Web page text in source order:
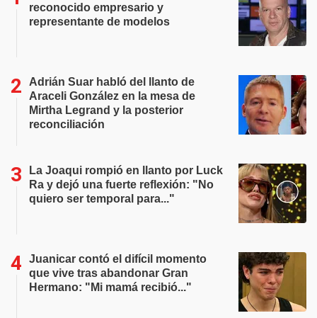
reconocido empresario y
representante de modelos
Adrián Suar habló del llanto de
Araceli González en la mesa de
Mirtha Legrand y la posterior
reconciliación
La Joaqui rompió en llanto por Luck
Ra y dejó una fuerte reflexión: "No
quiero ser temporal para..."
Juanicar contó el difícil momento
que vive tras abandonar Gran
Hermano: "Mi mamá recibió..."